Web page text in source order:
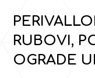
RUBOVI,
OGRADE